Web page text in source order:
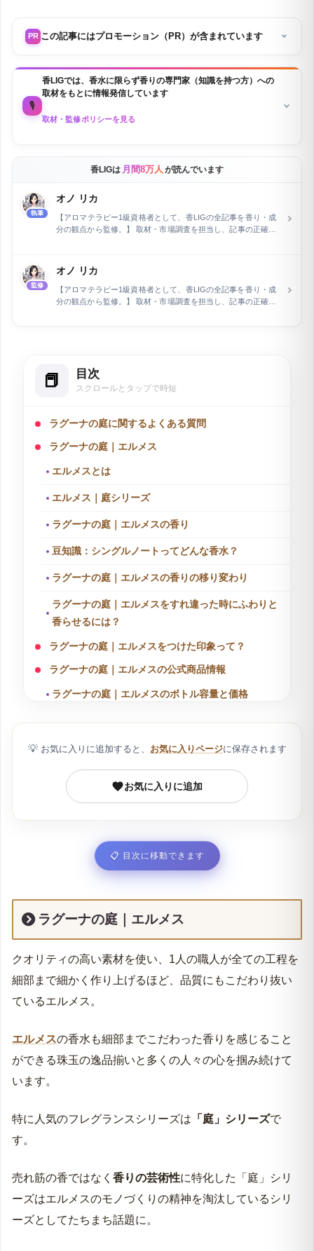
PR この記事にはプロモーション（PR）が含まれています
🎙️
香LIGでは、香水に限らず香りの専門家（知識を持つ方）への
取材をもとに情報発信しています
取材・監修ポリシーを見る
香LIGは 月間8万人 が読んでいます
執筆
オノ リカ
【アロマテラピー1級資格者として、香LIGの全記事を香り・成
分の観点から監修。】 取材・市場調査を担当し、記事の正確性
の専門家として活動。長野県在住で、現在は自身で運営するEC
ショップの管理と同時に、air Inc.で市場調査を担当していま
す。特に、企業メディアの記事執筆とメディア運営を行い、開
設2ヶ月で予約数を2倍に増加させるなど、デジタルマーケティ
監修
オノ リカ
【アロマテラピー1級資格者として、香LIGの全記事を香り・成
分の観点から監修。】 取材・市場調査を担当し、記事の正確性
設2ヶ月で予約数を2倍に増加させるなど、デジタルマーケティ
ングにおける顕著な実績を持ちます。
目次
スクロールとタップで時短
ラグーナの庭に関するよくある質問
ラグーナの庭｜エルメス
エルメスとは
エルメス｜庭シリーズ
ラグーナの庭｜エルメスの香り
豆知識：シングルノートってどんな香水？
ラグーナの庭｜エルメスの香りの移り変わり
ラグーナの庭｜エルメスをすれ違った時にふわりと
香らせるには？
ラグーナの庭｜エルメスをつけた印象って？
ラグーナの庭｜エルメスの公式商品情報
ラグーナの庭｜エルメスのボトル容量と価格
ラグーナの庭｜エルメスのコスパマップ
ラグーナの庭｜エルメスを愛用していると噂の芸能
ラグーナの庭｜エルメスが愛される理由！口コミ徹
底調査！
香水を付けるマナー！気をつけたいシーンとは？
商品選びの注意！｜正規品と並行輸入品の違いにつ
ラグーナの庭｜エルメス30ml
ラグーナの庭｜エルメス 50ml
ラグーナの庭｜エルメス 100ml
💡 お気に入りに追加すると、 お気に入りページに保存されます
お気に入りに追加
📋 目次に移動できます
ラグーナの庭｜エルメス
クオリティの高い素材を使い、1人の職人が全ての工程を
細部まで細かく作り上げるほど、品質にもこだわり抜い
ているエルメス。
エルメスの香水も細部までこだわった香りを感じること
ができる珠玉の逸品揃いと多くの人々の心を掴み続けて
います。
特に人気のフレグランスシリーズは 「庭」シリーズで
す。
売れ筋の香ではなく 香りの芸術性に特化した「庭」シリ
ーズはエルメスのモノづくりの精神を淘汰しているシリ
ーズとしてたちまち話題に。